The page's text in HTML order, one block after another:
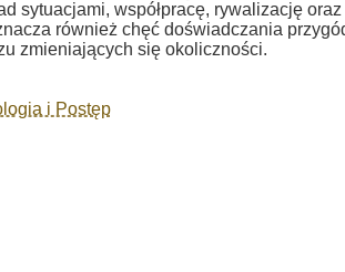
sytuacjami, współpracę, rywalizację oraz
również chęć doświadczania
zmieniających się okoliczności.
i Postęp